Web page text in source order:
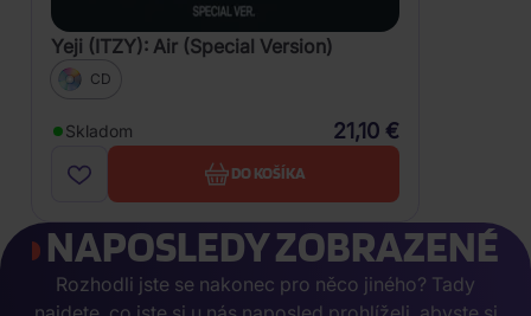
Yeji (ITZY): Air (Special Version)
CD
Skladom 21,10 €
DO KOŠÍKA
NAPOSLEDY ZOBRAZENÉ
Rozhodli jste se nakonec pro něco jiného? Tady